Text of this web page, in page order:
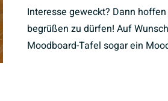
Interesse geweckt? Dann
begrüßen zu dürfen! Auf
Moodboard-Tafel sogar ein